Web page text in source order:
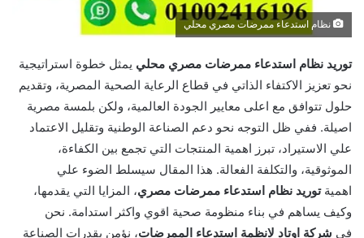
نظام استدعاء ممرضات مصري محلي
توريد نظام استدعاء ممرضات مصري محلي يمثل خطوة استراتيجية
نحو تعزيز الاكتفاء الذاتي في قطاع الرعاية الصحية المصرية، وتقديم
حلول تتوافق مع اعلى معايير الجودة العالمية، ولكن بلمسة مصرية
اصيلة. ففي ظل التوجه نحو دعم الصناعة الوطنية وتقليل الاعتماد
علي الاستيراد، تبرز اهمية المنتجات التي تجمع بين الكفاءة،
الموثوقية، والتكلفة الفعالة. هذا المقال سيسلط الضوء علي
اهميةتوريد نظام استدعاء ممرضات مصري، المزايا التي يقدمها،
وكيف يساهم في بناء منظومة صحية اقوي واكثر استدامة. نحن
في شركة اوتاد لانظمة استدعاء الممرضات، نؤمن بقدرات الصناعة